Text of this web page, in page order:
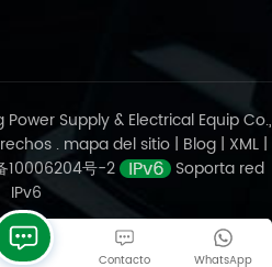
del voltaje de
posible que sea necesario
reemplazar la
esta es una pauta
puede variar. Prueba de
tiene dificultades para
la carga, podría ser
Específicamente, si el
habitual en arrancar o si la
Supply & Electrical Equip Co.,
. mapa del sitio | Blog | XML |
10006204号-2
Soporta red
IPv6
WhatsApp
Contacto